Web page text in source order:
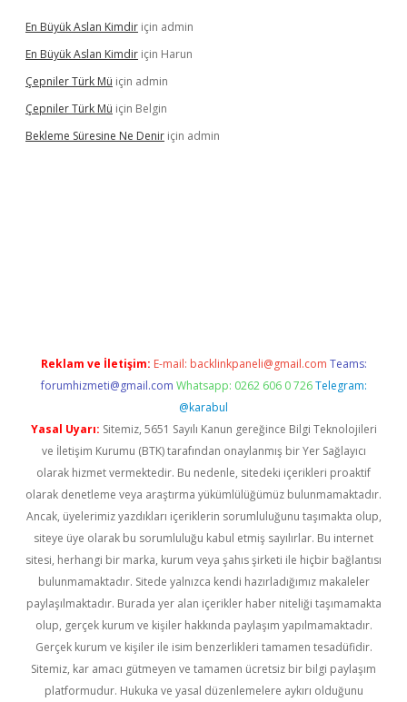
En Büyük Aslan Kimdir için admin
En Büyük Aslan Kimdir için Harun
Çepniler Türk Mü için admin
Çepniler Türk Mü için Belgin
Bekleme Süresine Ne Denir için admin
Reklam ve İletişim: E-mail: backlinkpaneli@gmail.com Teams:
forumhizmeti@gmail.com Whatsapp: 0262 606 0 726 Telegram:
@karabul
Yasal Uyarı: Sitemiz, 5651 Sayılı Kanun gereğince Bilgi Teknolojileri
ve İletişim Kurumu (BTK) tarafından onaylanmış bir Yer Sağlayıcı
olarak hizmet vermektedir. Bu nedenle, sitedeki içerikleri proaktif
olarak denetleme veya araştırma yükümlülüğümüz bulunmamaktadır.
Ancak, üyelerimiz yazdıkları içeriklerin sorumluluğunu taşımakta olup,
siteye üye olarak bu sorumluluğu kabul etmiş sayılırlar. Bu internet
sitesi, herhangi bir marka, kurum veya şahıs şirketi ile hiçbir bağlantısı
bulunmamaktadır. Sitede yalnızca kendi hazırladığımız makaleler
paylaşılmaktadır. Burada yer alan içerikler haber niteliği taşımamakta
olup, gerçek kurum ve kişiler hakkında paylaşım yapılmamaktadır.
Gerçek kurum ve kişiler ile isim benzerlikleri tamamen tesadüfidir.
Sitemiz, kar amacı gütmeyen ve tamamen ücretsiz bir bilgi paylaşım
platformudur. Hukuka ve yasal düzenlemelere aykırı olduğunu